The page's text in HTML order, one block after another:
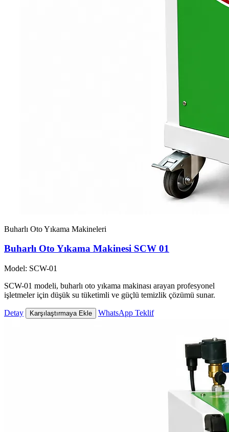
Buharlı Oto Yıkama Makineleri
Buharlı Oto Yıkama Makinesi SCW 01
Model: SCW-01
SCW-01 modeli, buharlı oto yıkama makinası arayan profesyonel
işletmeler için düşük su tüketimli ve güçlü temizlik çözümü sunar.
Detay Karşılaştırmaya Ekle WhatsApp Teklif